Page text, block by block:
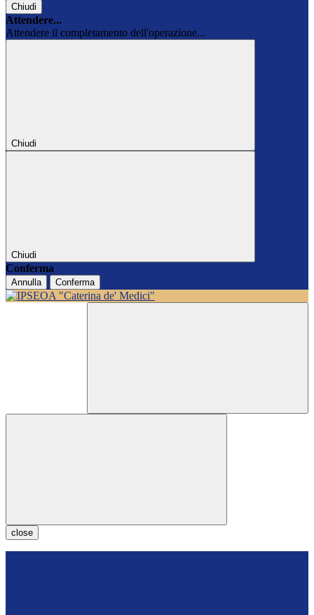
Chiudi
Attendere...
Attendere il completamento dell'operazione...
Chiudi
Chiudi
Conferma
Annulla Conferma
close